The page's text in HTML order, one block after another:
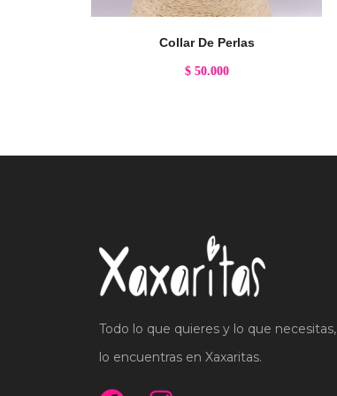
Collar De Perlas
$50.000
Todo lo que quieres y lo que necesitas,
lo encuentras en Xaxaritas.